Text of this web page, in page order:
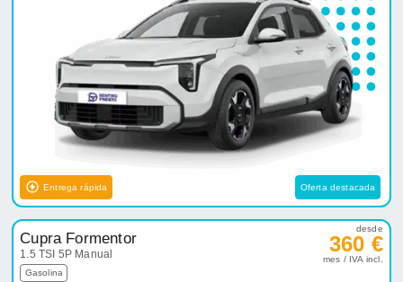
Entrega rápida Oferta destacada
Cupra Formentor
1.5 TSI 5P Manual
Gasolina
desde
360 €
mes / IVA incl.